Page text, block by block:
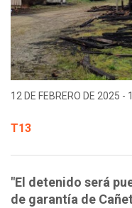
12 DE FEBRERO DE 2025 -
T13
"El detenido será
de garantía de